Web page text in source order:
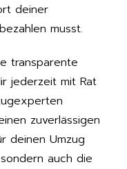
deiner
musst.
transparente
jederzeit mit Rat
zuverlässigen
deinen Umzug
auch die